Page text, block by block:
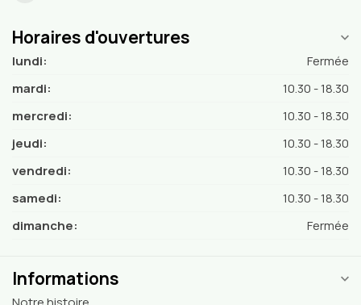
Horaires d'ouvertures
lundi:
Fermée
mardi:
10.30 - 18.30
mercredi:
10.30 - 18.30
jeudi:
10.30 - 18.30
vendredi:
10.30 - 18.30
samedi:
10.30 - 18.30
dimanche:
Fermée
Informations